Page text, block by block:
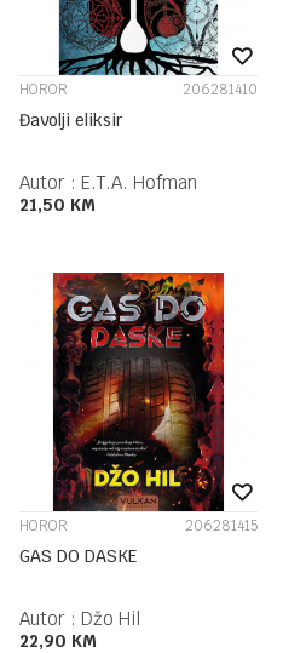
HOROR 206281410
Đavolji eliksir
Autor : E.T.A. Hofman
21,50 KM
HOROR 206281415
GAS DO DASKE
Autor : Džo Hil
22,90 KM